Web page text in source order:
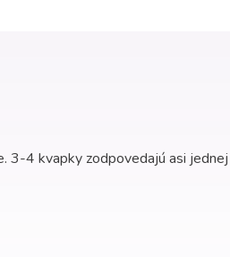
4 kvapky zodpovedajú asi jednej